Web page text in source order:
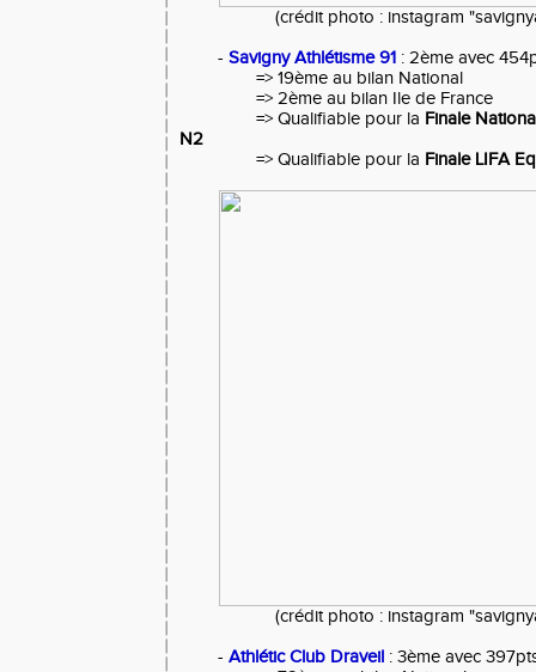
(crédit photo : instagram
- Savigny Athlétisme 91 : 2ème avec
=> 19ème au bilan National
=> 2ème au bilan Ile de France
=> Qualifiable pour la Finale
N2
=> Qualifiable pour la Finale LIFA
(crédit photo : instagram
- Athlétic Club Draveil : 3ème avec